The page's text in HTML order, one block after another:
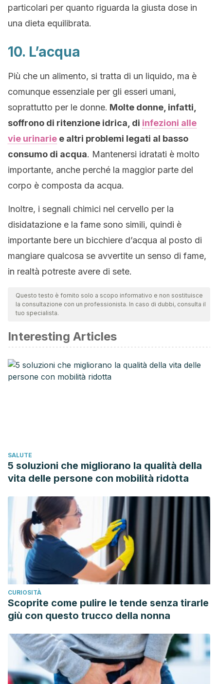
particolari per quanto riguarda la giusta dose in
una dieta equilibrata.
10. L’acqua
Più che un alimento, si tratta di un liquido, ma è
comunque essenziale per gli esseri umani,
soprattutto per le donne. Molte donne, infatti,
soffrono di ritenzione idrica, di infezioni alle
vie urinarie e altri problemi legati al basso
consumo di acqua. Mantenersi idratati è molto
importante, anche perché la maggior parte del
corpo è composta da acqua.
Inoltre, i segnali chimici nel cervello per la
disidatazione e la fame sono simili, quindi è
importante bere un bicchiere d’acqua al posto di
mangiare qualcosa se avvertite un senso di fame,
in realtà potreste avere di sete.
Questo testo è fornito solo a scopo informativo e non sostituisce
la consultazione con un professionista. In caso di dubbi, consulta il
tuo specialista.
Interesting Articles
SALUTE
5 soluzioni che migliorano la qualità della
vita delle persone con mobilità ridotta
CURIOSITÀ
Scoprite come pulire le tende senza tirarle
giù con questo trucco della nonna